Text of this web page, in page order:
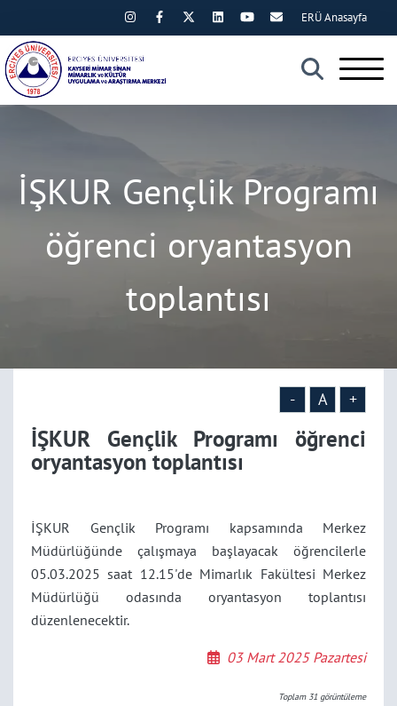
×
ERÜ Anasayfa
İŞKUR Gençlik Programı
öğrenci oryantasyon
toplantısı
- A +
İŞKUR Gençlik Programı öğrenci
oryantasyon toplantısı
İŞKUR Gençlik Programı kapsamında Merkez
Müdürlüğünde çalışmaya başlayacak öğrencilerle
05.03.2025 saat 12.15'de Mimarlık Fakültesi Merkez
Müdürlüğü odasında oryantasyon toplantısı
düzenlenecektir.
03 Mart 2025 Pazartesi
Toplam 31 görüntüleme